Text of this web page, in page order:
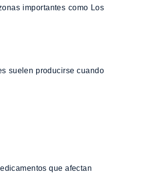
importantes como Los
suelen producirse cuando